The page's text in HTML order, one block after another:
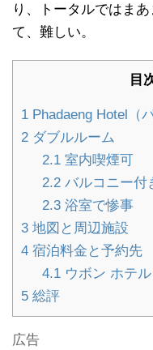
り、トータルではま
て、難しい。
目
1 Phadaeng Hotel（
2 ダブルルーム
2.1室内喫煙可
2.2バルコニー付
2.3浴室で惨事
3 地図と周辺施設
4 宿泊料金と予約先
4.1ウボン ホテル
5 総評
広告